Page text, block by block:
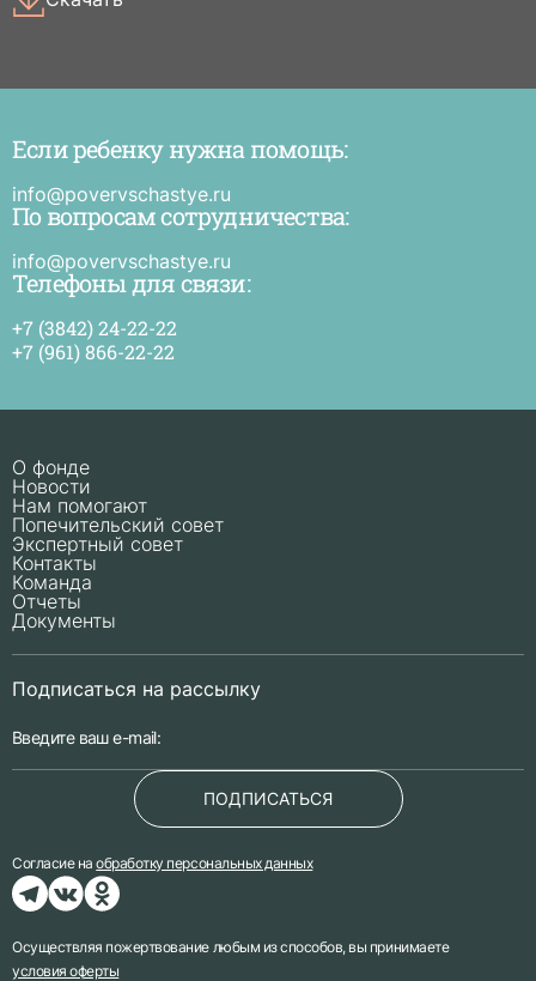
Если ребенку нужна помощь:
info@povervschastye.ru
По вопросам сотрудничества:
info@povervschastye.ru
Телефоны для связи:
+7 (3842) 24-22-22
+7 (961) 866-22-22
О фонде
Новости
Нам помогают
Попечительский совет
Экспертный совет
Контакты
Команда
Отчеты
Документы
Осуществляя пожертвование любым из способов, вы принимаете
условия оферты
Подписаться на рассылку
ПОДПИСАТЬСЯ
Согласие наобработку персональных данных